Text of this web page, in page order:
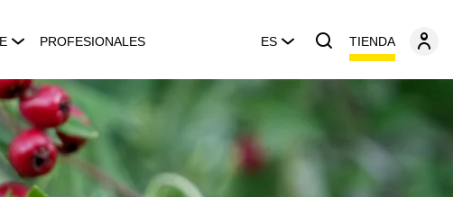
PROFESIONALES ES TIENDA